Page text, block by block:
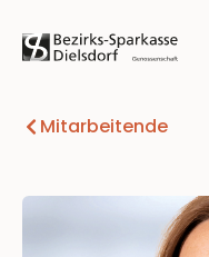
Mitarbeitende